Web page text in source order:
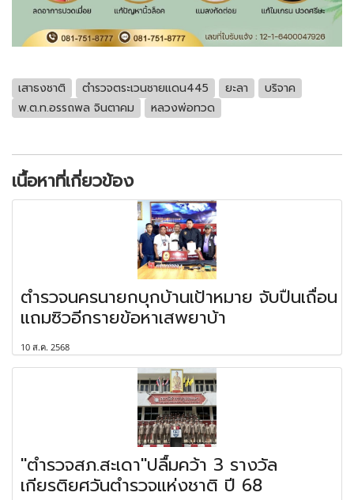
เสาธงชาติ ตำรวจตระเวนชายแดน445 ยะลา
บริจาค
พ.ต.ท.อรรถพล จินตาคม
หลวงพ่อทวด
เนื้อหาที่เกี่ยวข้อง
ตำรวจนครนายกบุกบ้านเป้าหมาย จับปืนเถื่อน
แถมซิวอีกรายข้อหาเสพยาบ้า
10 ส.ค. 2568
"ตำรวจสภ.สะเดา"ปลื้มคว้า 3 รางวัล
เกียรติยศวันตำรวจแห่งชาติ ปี 68